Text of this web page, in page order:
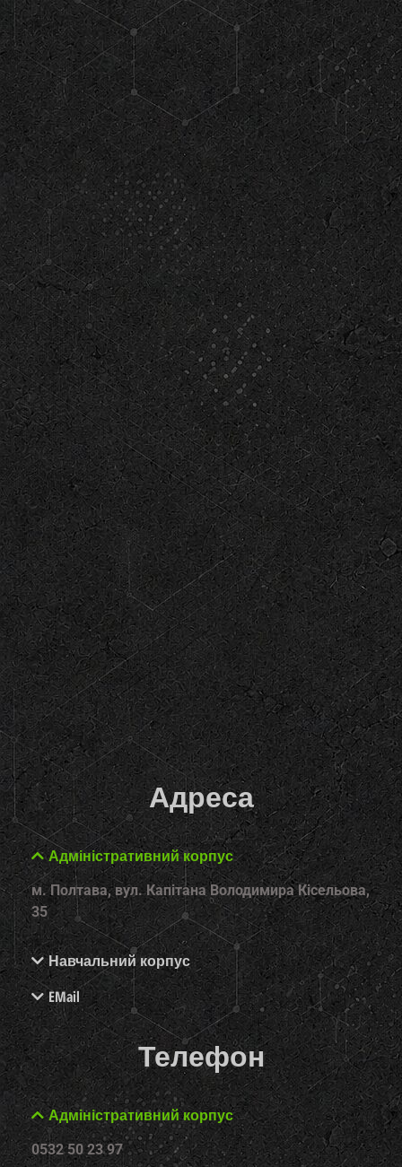
Адреса
Адміністративний корпус
м. Полтава, вул. Капітана Володимира Кісельова,
35
Навчальний корпус
EMail
Телефон
Адміністративний корпус
0532 50 23 97